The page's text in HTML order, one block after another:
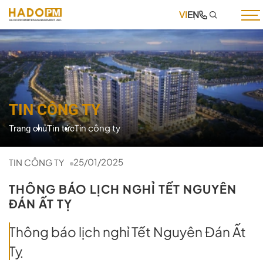
TRANG CHỦ
GIỚI THIỆU
DỊCH VỤ
DỰ ÁN
TUYỂN DỤNG
THƯ VIỆN
LIÊN HỆ
VIEN
TIN CÔNG TY
Trang chủTin tứcTin công ty
TIN CÔNG TY 25/01/2025
THÔNG BÁO LỊCH NGHỈ TẾT NGUYÊN
ĐÁN ẤT TỴ
Thông báo lịch nghỉ Tết Nguyên Đán Ất
Tỵ